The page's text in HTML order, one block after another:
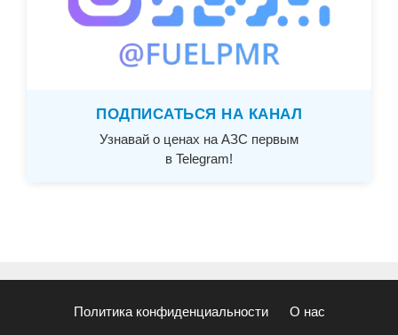
ПОДПИСАТЬСЯ НА КАНАЛ
Узнавай о ценах на АЗС первым
в Telegram!
Политика конфиденциальности О нас